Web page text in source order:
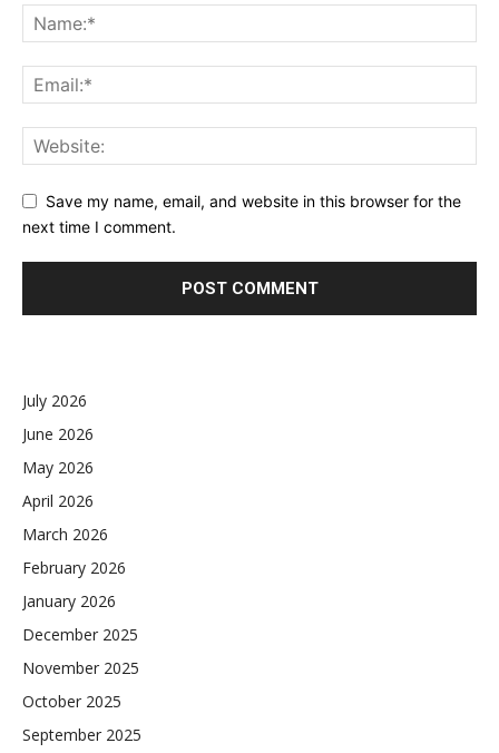
Save my name, email, and website in this browser for the
next time I comment.
July 2026
June 2026
May 2026
April 2026
March 2026
February 2026
January 2026
December 2025
November 2025
October 2025
September 2025